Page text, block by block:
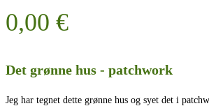
0,00 €
Det grønne hus - patchwork
Jeg har tegnet dette grønne hus og syet det i